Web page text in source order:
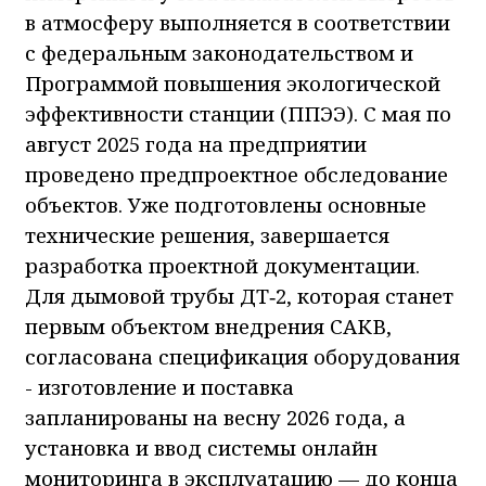
в атмосферу выполняется в соответствии
с федеральным законодательством и
Программой повышения экологической
эффективности станции (ППЭЭ). С мая по
август 2025 года на предприятии
проведено предпроектное обследование
объектов. Уже подготовлены основные
технические решения, завершается
разработка проектной документации.
Для дымовой трубы ДТ‑2, которая станет
первым объектом внедрения САКВ,
согласована спецификация оборудования
- изготовление и поставка
запланированы на весну 2026 года, а
установка и ввод системы онлайн
мониторинга в эксплуатацию — до конца